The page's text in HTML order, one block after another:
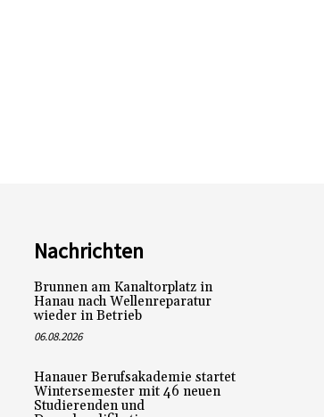
Nachrichten
Brunnen am Kanaltorplatz in
Hanau nach Wellenreparatur
wieder in Betrieb
06.08.2026
Hanauer Berufsakademie startet
Wintersemester mit 46 neuen
Studierenden und